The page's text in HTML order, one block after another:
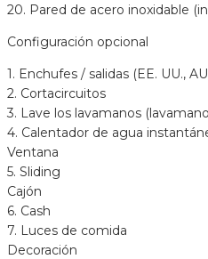
20. Pared de acero inoxidable
Configuración opcional
1. Enchufes / salidas (EE. UU.,
2. Cortacircuitos
3. Lave los lavamanos
4. Calentador de agua
Ventana
5. Sliding
Cajón
6. Cash
7. Luces de comida
Decoración